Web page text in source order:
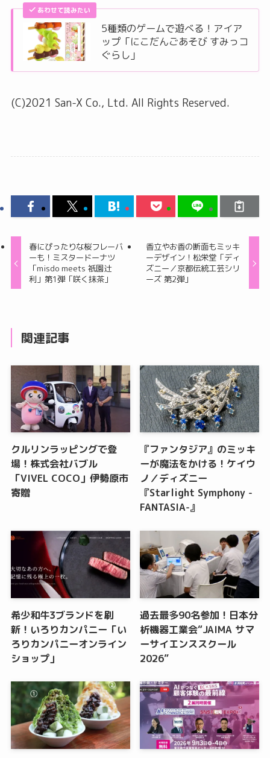
あわせて読みたい
5種類のゲームで遊べる！アイア
ップ「にこだんごあそび すみっコ
ぐらし」
(C)2021 San-X Co., Ltd. All Rights Reserved.
春にぴったりな桜フレーバ
ーも！ミスタードーナツ
「misdo meets 祇園辻
利」第1弾「咲く抹茶」
香立やお香の断面もミッキ
ーデザイン！松栄堂「ディ
ズニー／京都伝統工芸シリ
ーズ 第2弾」
関連記事
クルリンラッピングで登
場！株式会社バブル
「VIVEL COCO」伊勢原市
寄贈
『ファンタジア』のミッキ
ーが魔法をかける！ケイウ
ノ／ディズニー
『Starlight Symphony -
FANTASIA-』
希少和牛3ブランドを刷
新！いろりカンパニー「い
ろりカンパニーオンライン
ショップ」
過去最多90名参加！日本分
析機器工業会“JAIMA サマ
ーサイエンススクール
2026”